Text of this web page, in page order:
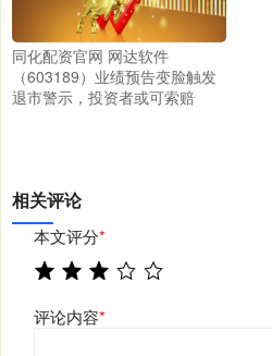
同化配资官网 网达软件
（603189）业绩预告变脸触发
退市警示，投资者或可索赔
相关评论
本文评分*
评论内容*